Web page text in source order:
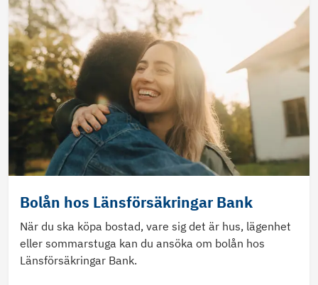
Bolån hos Länsförsäkringar Bank
När du ska köpa bostad, vare sig det är hus, lägenhet
eller sommarstuga kan du ansöka om bolån hos
Länsförsäkringar Bank.